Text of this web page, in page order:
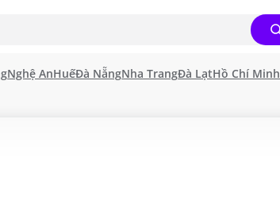
Nghệ AnHuếĐà NẵngNha TrangĐà LạtHồ Chí Minh